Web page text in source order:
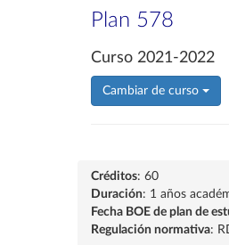
Plan 578
Curso 2021-2022
Cambiar de curso
Créditos: 60
Duración: 1 años
Fecha BOE de plan de
Regulación normativa: